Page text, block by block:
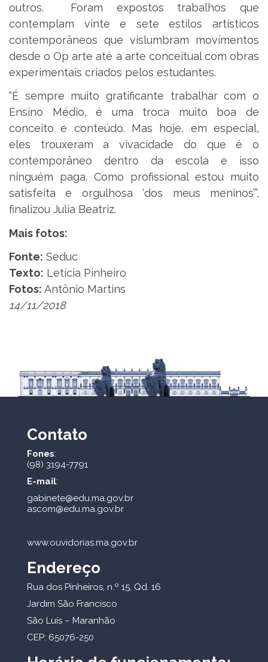
outros. Foram expostos trabalhos que
contemplam vinte e sete estilos artísticos
contemporâneos que vislumbram movimentos
desde o Op arte até a arte conceitual com obras
experimentais criados pelos estudantes.
“É sempre muito gratificante trabalhar com o
Ensino Médio, é uma troca muito boa de
conceito e conteúdo. Mas hoje, em especial,
eles trouxeram a vivacidade do que é o
contemporâneo dentro da escola e isso
ninguém paga. Como profissional estou muito
satisfeita e orgulhosa ‘dos meus meninos’”,
finalizou Julia Beatriz.
Mais fotos:
Fonte: Seduc
Texto: Letícia Pinheiro
Fotos: Antônio Martins
14/11/2018
Contato
Fones:
(98) 3194-7791
E-mail:
gabinete@edu.ma.gov.br
ascom@edu.ma.gov.br
www.ouvidorias.ma.gov.br
Endereço
Rua dos Pinheiros, n.º 15, Qd. 16
Jardim São Francisco
São Luís – Maranhão
CEP: 65076-250